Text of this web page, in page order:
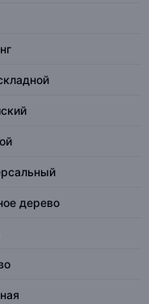
дерево